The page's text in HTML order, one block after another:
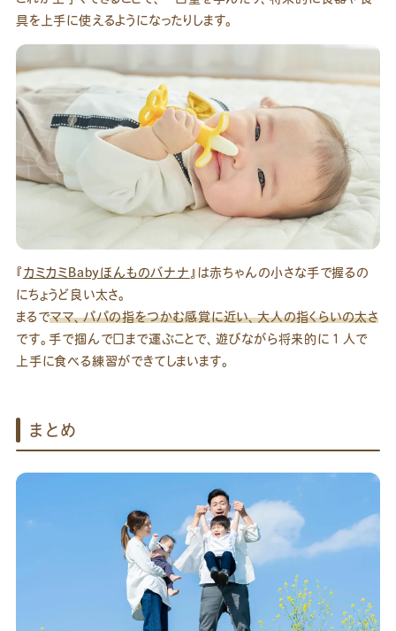
具を上手に使えるようになったりします。
『カミカミBabyほんものバナナ 』は赤ちゃんの小さな手で握るの
にちょうど良い太さ。
まるでママ、パパの指をつかむ感覚に近い、大人の指くらいの太さ
です。手で掴んで口まで運ぶことで、遊びながら将来的に１人で
上手に食べる練習ができてしまいます。
まとめ